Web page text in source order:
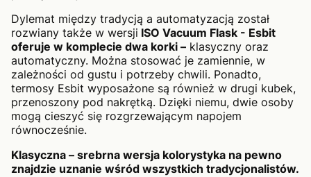
Dylemat między tradycją a automatyzacją został
rozwiany także w wersji ISO Vacuum Flask - Esbit
oferuje w komplecie dwa korki – klasyczny oraz
automatyczny. Można stosować je zamiennie, w
zależności od gustu i potrzeby chwili. Ponadto,
termosy Esbit wyposażone są również w drugi kubek,
przenoszony pod nakrętką. Dzięki niemu, dwie osoby
mogą cieszyć się rozgrzewającym napojem
równocześnie.
Klasyczna – srebrna wersja kolorystyka na pewno
znajdzie uznanie wśród wszystkich tradycjonalistów.